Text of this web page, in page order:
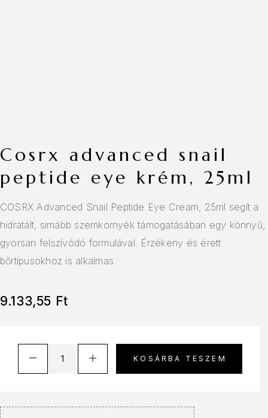
cosrx advanced snail
peptide eye krém, 25ml
COSRX Advanced Snail Peptide Eye Cream, 25ml segít a
hidratált, simább szemkörnyék támogatásában egy könnyű,
gyorsan felszívódó formulával. Érzékeny és érett
bőrtípusokhoz is alkalmas.
9.133,55 Ft
KOSÁRBA TESZEM